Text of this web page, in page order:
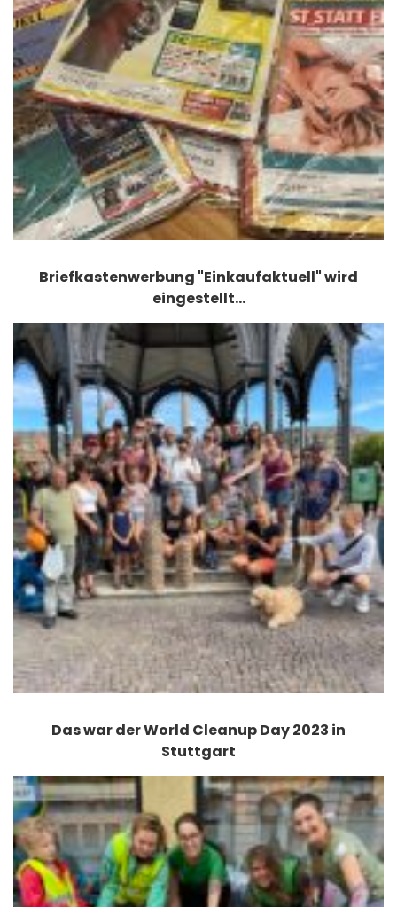
Briefkastenwerbung "Einkaufaktuell" wird
eingestellt…
Das war der World Cleanup Day 2023 in
Stuttgart